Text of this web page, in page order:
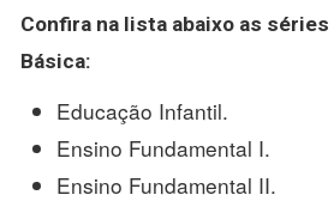
Confira na lista abaixo as séries
Básica:
Educação Infantil.
Ensino Fundamental I.
Ensino Fundamental II.